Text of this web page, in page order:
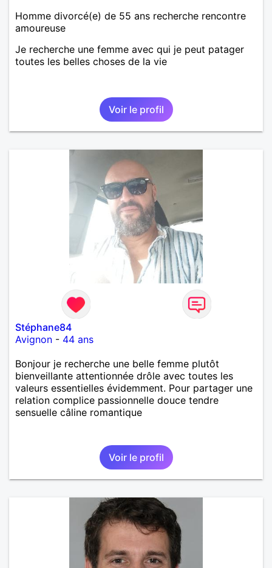
Homme divorcé(e) de 55 ans recherche rencontre
amoureuse
Je recherche une femme avec qui je peut patager
toutes les belles choses de la vie
Voir le profil
Stéphane84
Avignon - 44 ans
Bonjour je recherche une belle femme plutôt
bienveillante attentionnée drôle avec toutes les
valeurs essentielles évidemment. Pour partager une
relation complice passionnelle douce tendre
sensuelle câline romantique
Voir le profil